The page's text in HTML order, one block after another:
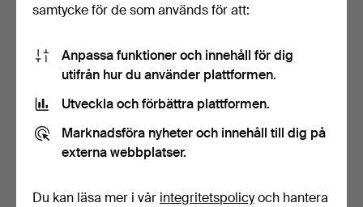
Soffbord med marmorbollar
förmodligen Ital…
Klubbades 2 apr 2023
13 bud
Tillfälligt bord/brickbord från
Klubbades 2 apr 2023
7 bud
samtycke för de som används för att:
Anpassa funktioner och innehåll för dig
utifrån hur du använder plattformen.
Utveckla och förbättra plattformen.
Marknadsföra nyheter och innehåll till dig på
externa webbplatser.
Du kan läsa mer i vår integritetspolicyoch hantera